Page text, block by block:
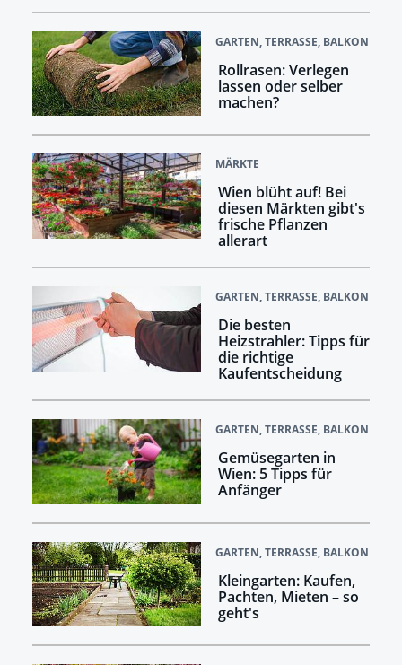
GARTEN, TERRASSE, BALKON
Rollrasen: Verlegen
lassen oder selber
machen?
MÄRKTE
Wien blüht auf! Bei
diesen Märkten gibt's
frische Pflanzen
allerart
GARTEN, TERRASSE, BALKON
Die besten
Heizstrahler: Tipps für
die richtige
Kaufentscheidung
GARTEN, TERRASSE, BALKON
Gemüsegarten in
Wien: 5 Tipps für
Anfänger
GARTEN, TERRASSE, BALKON
Kleingarten: Kaufen,
Pachten, Mieten – so
geht's